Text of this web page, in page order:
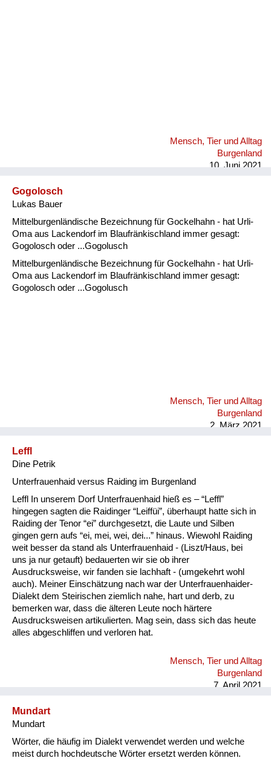
Mensch, Tier und Alltag
Burgenland
10. Juni 2021
Gogolosch
Lukas Bauer
Mittelburgenländische Bezeichnung für Gockelhahn - hat Urli-
Oma aus Lackendorf im Blaufränkischland immer gesagt:
Gogolosch oder ...Gogolusch
Mittelburgenländische Bezeichnung für Gockelhahn - hat Urli-
Oma aus Lackendorf im Blaufränkischland immer gesagt:
Gogolosch oder ...Gogolusch
Mensch, Tier und Alltag
Burgenland
2. März 2021
Leffl
Dine Petrik
Unterfrauenhaid versus Raiding im Burgenland
Leffl In unserem Dorf Unterfrauenhaid hieß es – “Leffl”
hingegen sagten die Raidinger “Leiffüi”, überhaupt hatte sich in
Raiding der Tenor “ei” durchgesetzt, die Laute und Silben
gingen gern aufs “ei, mei, wei, dei...” hinaus. Wiewohl Raiding
weit besser da stand als Unterfrauenhaid - (Liszt/Haus, bei
uns ja nur getauft) bedauerten wir sie ob ihrer
Ausdrucksweise, wir fanden sie lachhaft - (umgekehrt wohl
auch). Meiner Einschätzung nach war der Unterfrauenhaider-
Dialekt dem Steirischen ziemlich nahe, hart und derb, zu
bemerken war, dass die älteren Leute noch härtere
Ausdrucksweisen artikulierten. Mag sein, dass sich das heute
alles abgeschliffen und verloren hat.
Mensch, Tier und Alltag
Burgenland
7. April 2021
Mundart
Mundart
Wörter, die häufig im Dialekt verwendet werden und welche
meist durch hochdeutsche Wörter ersetzt werden können.